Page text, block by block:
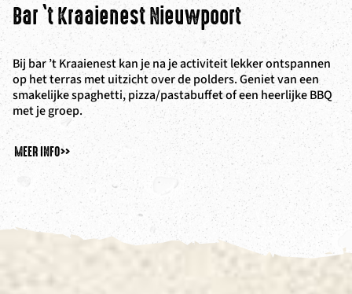
Bar ‘t Kraaienest Nieuwpoort
Bij bar ’t Kraaienest kan je na je activiteit lekker ontspannen
op het terras met uitzicht over de polders. Geniet van een
smakelijke spaghetti, pizza/pastabuffet of een heerlijke BBQ
met je groep.
MEER INFO>>